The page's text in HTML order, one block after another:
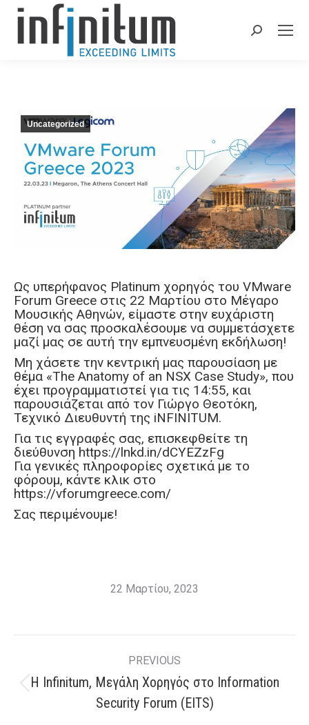
Search:
Uncategorized
Ως υπερήφανος Platinum χορηγός του VMware
Forum Greece στις 22 Μαρτίου στο Μέγαρο
Μουσικής Αθηνών, είμαστε στην ευχάριστη
θέση να σας προσκαλέσουμε να συμμετάσχετε
μαζί μας σε αυτή την εμπνευσμένη εκδήλωση!
Μη χάσετε την κεντρική μας παρουσίαση με
θέμα «The Anatomy of an NSX Case Study», που
έχει προγραμματιστεί για τις 14:55, και
παρουσιάζεται από τον Γιώργο Θεοτόκη,
Τεχνικό Διευθυντή της iNFINITUM.
Για τις εγγραφές σας, επισκεφθείτε τη
διεύθυνση https://lnkd.in/dCYEZzFg
Για γενικές πληροφορίες σχετικά με το
φόρουμ, κάντε κλικ στο
https://vforumgreece.com/
Σας περιμένουμε!
22 Μαρτίου, 2023
Post
navigationPREVIOUS
Previous
post:
H Infinitum, Μεγάλη Χορηγός στο Information
Security Forum (EITS)